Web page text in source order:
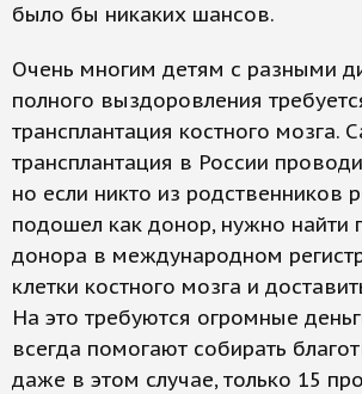
было бы никаких шансов.
Очень многим детям с разными
полного выздоровления
трансплантация костного мозга.
трансплантация в России
но если никто из родственников
подошел как донор, нужно найти
донора в международном
клетки костного мозга и
На это требуются огромные
всегда помогают собирать
даже в этом случае, только 15